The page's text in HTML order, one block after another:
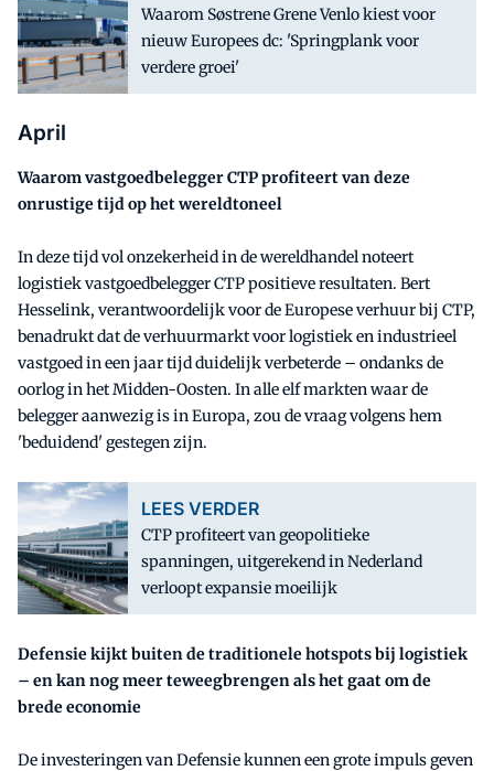
Waarom Søstrene Grene Venlo kiest voor
nieuw Europees dc: 'Springplank voor
verdere groei'
April
Waarom vastgoedbelegger CTP profiteert van deze
onrustige tijd op het wereldtoneel
In deze tijd vol onzekerheid in de wereldhandel noteert
logistiek vastgoedbelegger CTP positieve resultaten. Bert
Hesselink, verantwoordelijk voor de Europese verhuur bij CTP,
benadrukt dat de verhuurmarkt voor logistiek en industrieel
vastgoed in een jaar tijd duidelijk verbeterde – ondanks de
oorlog in het Midden-Oosten. In alle elf markten waar de
belegger aanwezig is in Europa, zou de vraag volgens hem
'beduidend' gestegen zijn.
LEES VERDER
CTP profiteert van geopolitieke
spanningen, uitgerekend in Nederland
verloopt expansie moeilijk
Defensie kijkt buiten de traditionele hotspots bij logistiek
– en kan nog meer teweegbrengen als het gaat om de
brede economie
De investeringen van Defensie kunnen een grote impuls geven